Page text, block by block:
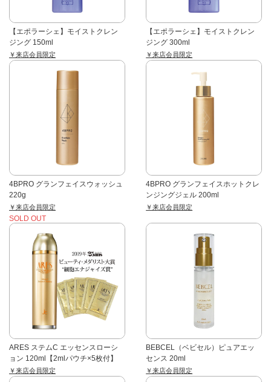
【エポラーシェ】モイストクレン
ジング 150ml
￥来店会員限定
【エポラーシェ】モイストクレン
ジング 300ml
￥来店会員限定
4BPRO グランフェイスウォッシュ
220g
￥来店会員限定
SOLD OUT
4BPRO グランフェイスホットクレ
ンジングジェル 200ml
￥来店会員限定
ARES ステムC エッセンスローシ
ョン 120ml【2mlパウチ×5枚付】
￥来店会員限定
BEBCEL（ベビセル）ピュアエッ
センス 20ml
￥来店会員限定